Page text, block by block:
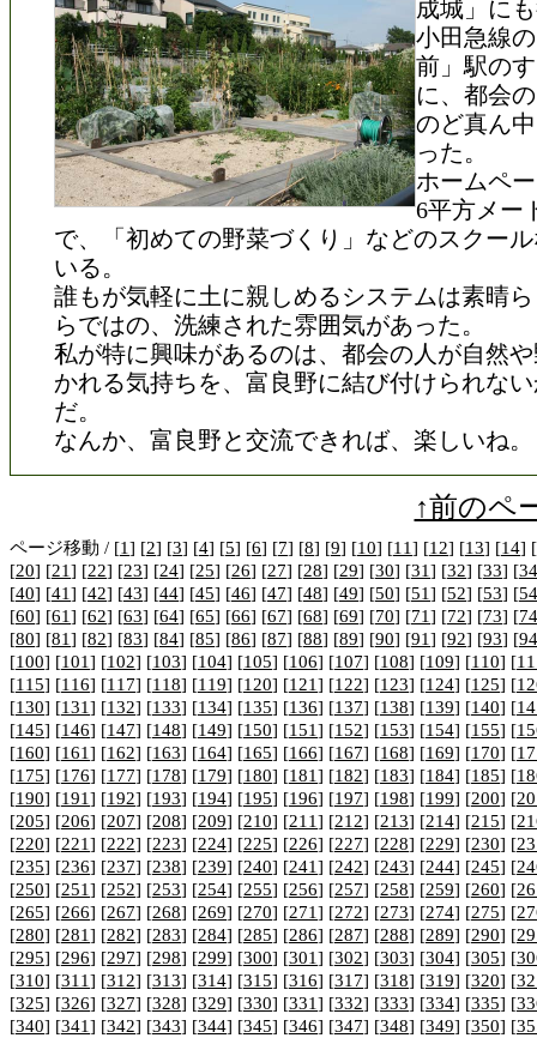
成城」に
小田急線
前」駅の
に、都会
のど真ん
った。
ホームペ
6平方メー
で、「初めての野菜づくり」などのスクー
いる。
誰もが気軽に土に親しめるシステムは素晴
らではの、洗練された雰囲気があった。
私が特に興味があるのは、都会の人が自然
かれる気持ちを、富良野に結び付けられな
だ。
なんか、富良野と交流できれば、楽しいね。
↑前のペ
ページ移動 / [1] [2] [3] [4] [5] [6] [7] [8] [9] [10] [11] [12] [13] [14] [
[20] [21] [22] [23] [24] [25] [26] [27] [28] [29] [30] [31] [32] [33] [34
[40] [41] [42] [43] [44] [45] [46] [47] [48] [49] [50] [51] [52] [53] [54
[60] [61] [62] [63] [64] [65] [66] [67] [68] [69] [70] [71] [72] [73] [74
[80] [81] [82] [83] [84] [85] [86] [87] [88] [89] [90] [91] [92] [93] [94
[100] [101] [102] [103] [104] [105] [106] [107] [108] [109] [110] [
[115] [116] [117] [118] [119] [120] [121] [122] [123] [124] [125] [
[130] [131] [132] [133] [134] [135] [136] [137] [138] [139] [140] [
[145] [146] [147] [148] [149] [150] [151] [152] [153] [154] [155] [
[160] [161] [162] [163] [164] [165] [166] [167] [168] [169] [170] [
[175] [176] [177] [178] [179] [180] [181] [182] [183] [184] [185] [
[190] [191] [192] [193] [194] [195] [196] [197] [198] [199] [200] [
[205] [206] [207] [208] [209] [210] [211] [212] [213] [214] [215] [
[220] [221] [222] [223] [224] [225] [226] [227] [228] [229] [230] [
[235] [236] [237] [238] [239] [240] [241] [242] [243] [244] [245] [
[250] [251] [252] [253] [254] [255] [256] [257] [258] [259] [260] [
[265] [266] [267] [268] [269] [270] [271] [272] [273] [274] [275] [
[280] [281] [282] [283] [284] [285] [286] [287] [288] [289] [290] [
[295] [296] [297] [298] [299] [300] [301] [302] [303] [304] [305] [
[310] [311] [312] [313] [314] [315] [316] [317] [318] [319] [320] [
[325] [326] [327] [328] [329] [330] [331] [332] [333] [334] [335] [
[340] [341] [342] [343] [344] [345] [346] [347] [348] [349] [350] [